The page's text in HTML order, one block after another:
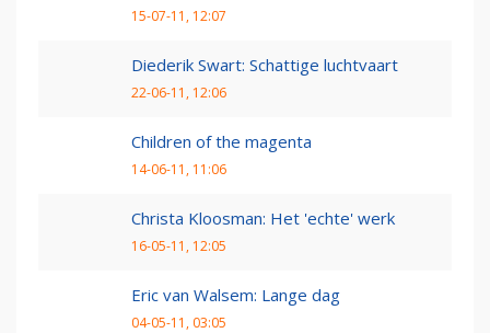
15-07-11, 12:07
Diederik Swart: Schattige luchtvaart
22-06-11, 12:06
Children of the magenta
14-06-11, 11:06
Christa Kloosman: Het 'echte' werk
16-05-11, 12:05
Eric van Walsem: Lange dag
04-05-11, 03:05